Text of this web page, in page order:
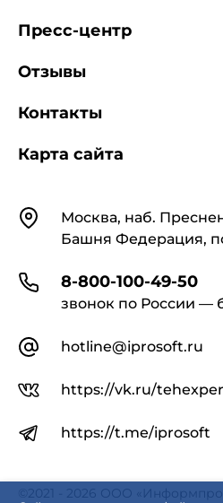
КонтактыМосква, наб.
Башня Федерация,
8-800-100-49-50
звонок по России —
hotline@iprosoft.ru
https://vk.ru/
https://t.me/iprosoft
Пресс-центр
Отзывы
Контакты
Карта сайта
©2021 - 2026 ООО